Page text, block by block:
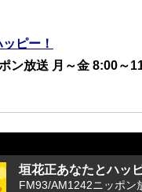
ピー！
ン放送 月～金 8:00～
垣花正あなたとハッ
FM93/AM1242ニッポン